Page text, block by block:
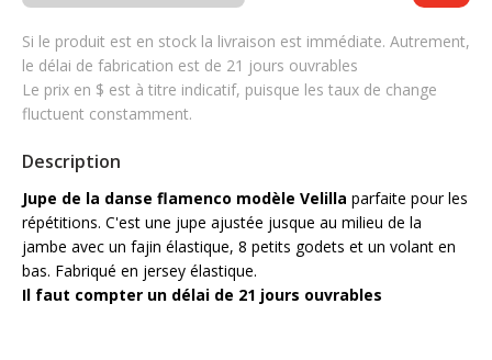
Si le produit est en stock la livraison est immédiate. Autrement,
le délai de fabrication est de 21 jours ouvrables
Le prix en $ est à titre indicatif, puisque les taux de change
fluctuent constamment.
Description
Jupe de la danse flamenco modèle Velilla parfaite pour les
répétitions. C'est une jupe ajustée jusque au milieu de la
jambe avec un fajin élastique, 8 petits godets et un volant en
bas. Fabriqué en jersey élastique.
Il faut compter un délai de 21 jours ouvrables